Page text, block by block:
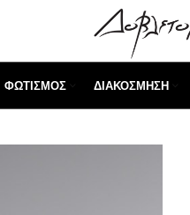
ΦΩΤΙΣΜΌΣ ΔΙΑΚΌΣΜΗΣΗ